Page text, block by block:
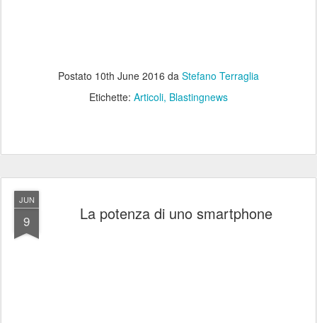
Postato 10th June 2016 da Stefano Terraglia
Etichette: Articoli Blastingnews
JUN
9 La potenza di uno smartphone